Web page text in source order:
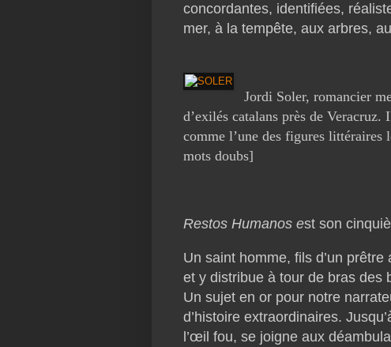
concordantes, identifiées,
mer, à la tempête, aux arbres,
Jordi Soler, romancier
d’exilés catalans près de
comme l’une des figures littéraires
mots doubs]
Restos Humanos est son
Un saint homme, fils d’un
et y distribue à tour de bras des
Un sujet en or pour notre
d’histoire extraordinaires.
l’œil fou, se joigne aux